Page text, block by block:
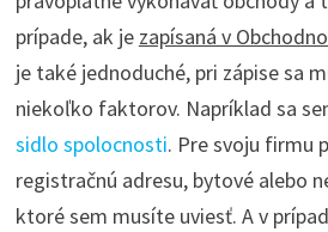
prípade, ak je zapísaná v
je také jednoduché, pri zápise sa
niekoľko faktorov. Napríklad sa
sidlo spolocnosti. Pre svoju firmu
registračnú adresu, bytové alebo
ktoré sem musíte uviesť. A v